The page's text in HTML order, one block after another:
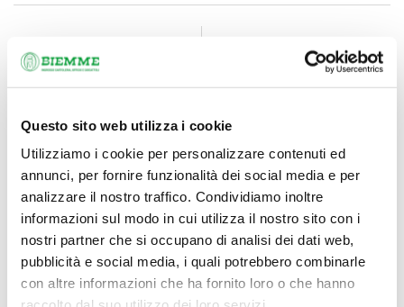
Questo sito web utilizza i cookie
Utilizziamo i cookie per personalizzare contenuti ed
annunci, per fornire funzionalità dei social media e per
analizzare il nostro traffico. Condividiamo inoltre
informazioni sul modo in cui utilizza il nostro sito con i
nostri partner che si occupano di analisi dei dati web,
pubblicità e social media, i quali potrebbero combinarle
con altre informazioni che ha fornito loro o che hanno
AGENDA 2027
CONTRACT 7X10
EGADI BIGIORNALIERA
CANGINI
AGENDA 2027
CONTRACT 7X10
MADRID
BIGIORNALIERA